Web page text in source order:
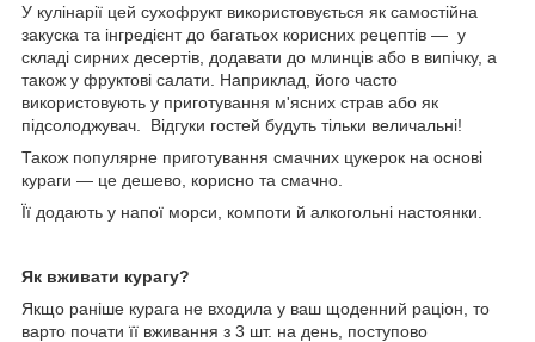
У кулінарії цей сухофрукт використовується як самостійна
закуска та інгредієнт до багатьох корисних рецептів — у
складі сирних десертів, додавати до млинців або в випічку, а
також у фруктові салати. Наприклад, його часто
використовують у приготування м'ясних страв або як
підсолоджувач. Відгуки гостей будуть тільки величальні!
Також популярне приготування смачних цукерок на основі
кураги — це дешево, корисно та смачно.
Її додають у напої морси, компоти й алкогольні настоянки.
Як вживати курагу?
Якщо раніше курага не входила у ваш щоденний раціон, то
варто почати її вживання з 3 шт. на день, поступово